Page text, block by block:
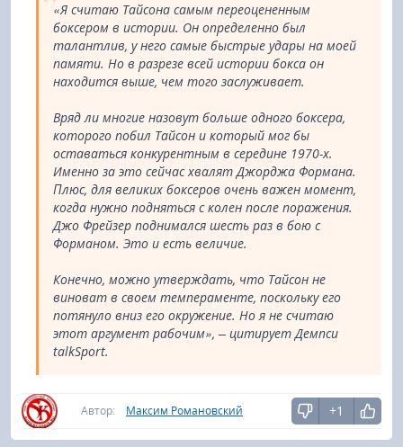
«Я считаю Тайсона самым переоцененным
боксером в истории. Он определенно был
талантлив, у него самые быстрые удары на моей
памяти. Но в разрезе всей истории бокса он
находится выше, чем того заслуживает.
Вряд ли многие назовут больше одного боксера,
которого побил Тайсон и который мог бы
оставаться конкурентным в середине 1970-х.
Именно за это сейчас хвалят Джорджа Формана.
Плюс, для великих боксеров очень важен момент,
когда нужно подняться с колен после поражения.
Джо Фрейзер поднимался шесть раз в бою с
Форманом. Это и есть величие.
Конечно, можно утверждать, что Тайсон не
виноват в своем темпераменте, поскольку его
потянуло вниз его окружение. Но я не считаю
этот аргумент рабочим», – цитирует Демпси
talkSport.
Автор: Максим Романовский +1